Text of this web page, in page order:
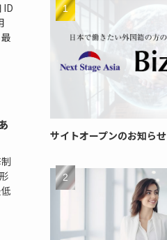
ID
サイトオープンのお知らせ